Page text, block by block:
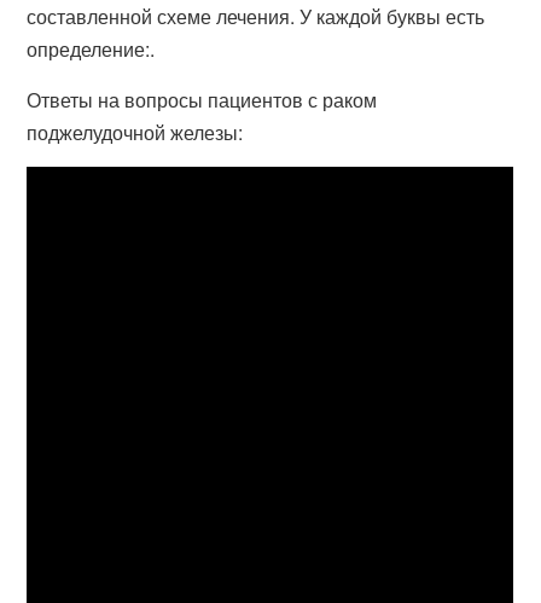
составленной схеме лечения. У каждой буквы есть
определение:.
Ответы на вопросы пациентов с раком
поджелудочной железы: